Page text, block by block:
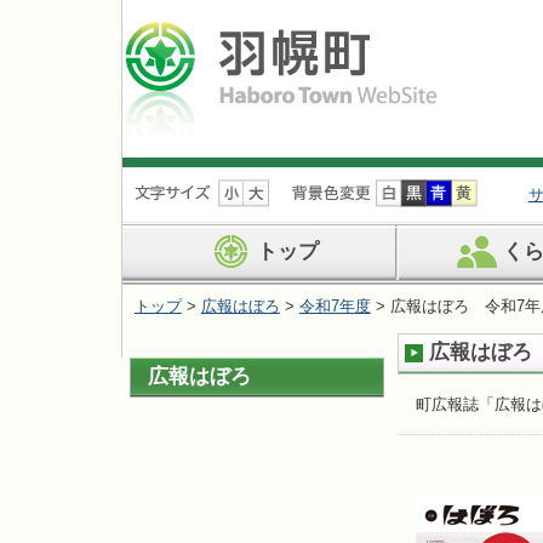
ナ
ビ
ョ
ン
飛
ば
す
トップ く
トップ> 広報はぼろ > 令和7年度> 広報はぼろ 令和7年
広報はぼろ
町広報誌「広報
広報はぼろ